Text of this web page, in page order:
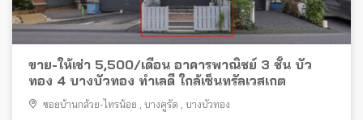
ขาย-ให้เช่า 5,500/เดือน อาคารพาณิชย์ 3 ชั้น บัว
ทอง 4 บางบัวทอง ทำเลดี ใกล้เซ็นทรัลเวสเกต
ซอยบ้านกล้วย-ไทรน้อย , บางคูรัด , บางบัวทอง